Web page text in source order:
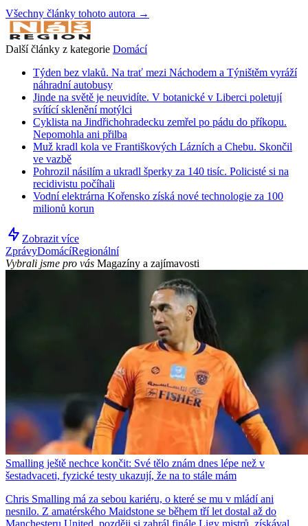
Všechny články tohoto autora →
Další články z kategorie Domácí
Týden bez vlaků. Na trať mezi Náchodem a Týništěm vyráží
náhradní autobusy
Jinde na světě je neuvidíte. V botanické v Liberci poletují
svítící sklenění motýlci
Cyklista na Jindřichohradecku zemřel po pádu do příkopu.
Nepomohla ani přilba
Muž kradl kola ve Františkových Lázních a Chebu. Skončil
ve vazbě
Pohrozil násilím a ukradl šperky za 140 tisíc. Policisté si na
recidivistu počíhali
Vodní elektrárna Kořensko získá nové technologie za 100
milionů korun
Zobrazit více
ZprávyDomácíRegionální
Vybrali jsme pro vás Magazíny a zajímavosti
Smalling ještě nechce končit: Své tělo znám dnes lépe než v
šestadvaceti, fyzické testy ukazují, že na to stále mám
Chris Smalling má za sebou kariéru, o které se mu v mládí ani
nesnilo. Z amatérského Maidstone se během tří let dostal až do